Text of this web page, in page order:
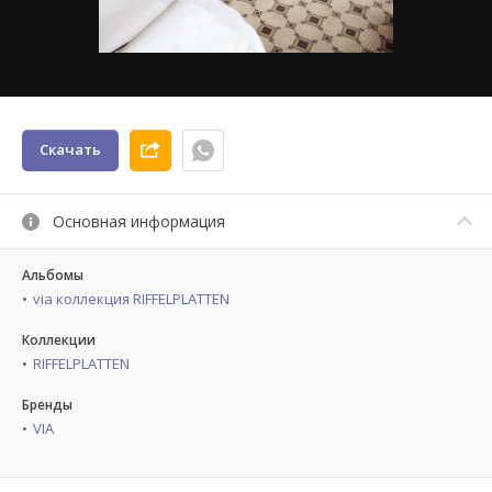
Скачать
Основная информация
Альбомы
via коллекция RIFFELPLATTEN
Коллекции
RIFFELPLATTEN
Бренды
VIA